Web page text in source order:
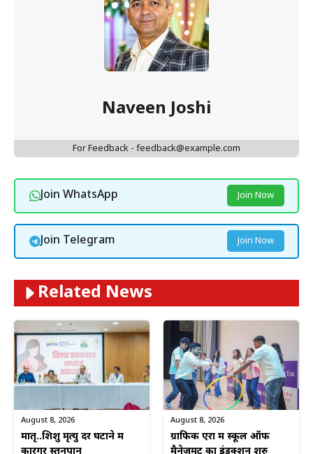
Naveen Joshi
For Feedback - feedback@example.com
Join WhatsApp Join Now
Join Telegram Join Now
Related News
August 8, 2026
मातृ..शिशु मृत्यु दर घटाने में
August 8, 2026
ग्राफिक एरा में स्कूल ऑफ